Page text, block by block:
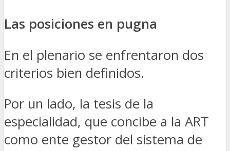
Las posiciones en pugna
En el plenario se enfrentaron dos
criterios bien definidos.
Por un lado, la tesis de la
especialidad, que concibe a la ART
como ente gestor del sistema de